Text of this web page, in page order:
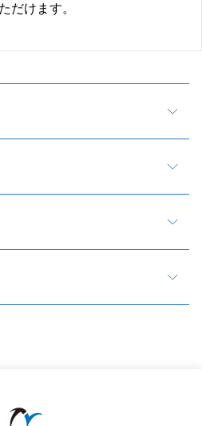
だけます。